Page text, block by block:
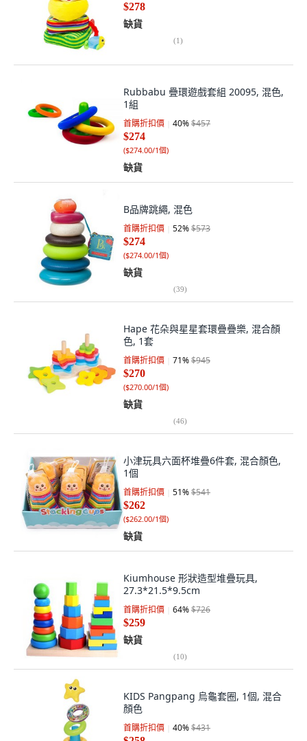
$278
缺貨
(1)
Rubbabu 疊環遊戲套組 20095, 混色,
1組
首購折扣價 40%$457
$274
($274.00/1個)
缺貨
B品牌跳繩, 混色
首購折扣價 52%$573
$274
($274.00/1個)
缺貨
(39)
Hape 花朵與星星套環疊疊樂, 混合顏
色, 1套
首購折扣價 71%$945
$270
($270.00/1個)
缺貨
(46)
小津玩具六面杯堆疊6件套, 混合顏色,
1個
首購折扣價 51%$541
$262
($262.00/1個)
缺貨
Kiumhouse 形狀造型堆疊玩具,
27.3*21.5*9.5cm
首購折扣價 64%$726
$259
缺貨
(10)
KIDS Pangpang 烏龜套圈, 1個, 混合
顏色
首購折扣價 40%$431